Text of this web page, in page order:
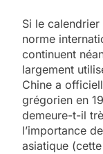
Si le
norme
continuent
largement
Chine a
grégorien en
demeure-t-il
l’importance
asiatique